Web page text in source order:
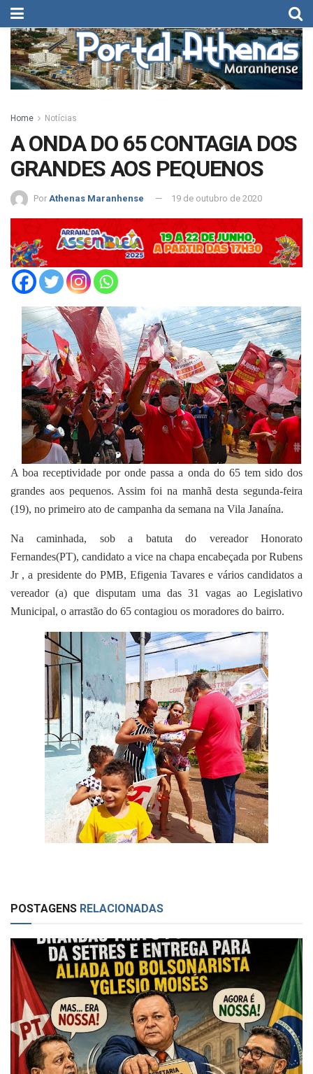
Home Notícias
A ONDA DO 65 CONTAGIA DOS
GRANDES AOS PEQUENOS
Por Athenas Maranhense 19 de outubro de 2020
A boa receptividade por onde passa a onda do 65 tem sido dos
grandes aos pequenos. Assim foi na manhã desta segunda-feira
(19), no primeiro ato de campanha da semana na Vila Janaína.
Na caminhada, sob a batuta do vereador Honorato
Fernandes(PT), candidato a vice na chapa encabeçada por Rubens
Jr , a presidente do PMB, Efigenia Tavares e vários candidatos a
vereador (a) que disputam uma das 31 vagas ao Legislativo
Municipal, o arrastão do 65 contagiou os moradores do bairro.
POSTAGENS RELACIONADAS